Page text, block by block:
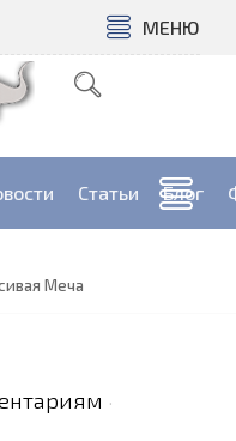
МЕНЮ
Cтатьи Блог
Меча
·